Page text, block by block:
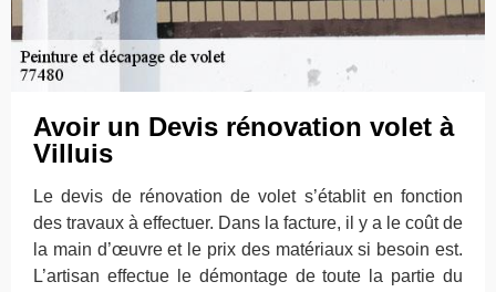
Avoir un Devis rénovation volet à
Villuis
Le devis de rénovation de volet s’établit en fonction
des travaux à effectuer. Dans la facture, il y a le coût de
la main d’œuvre et le prix des matériaux si besoin est.
L’artisan effectue le démontage de toute la partie du